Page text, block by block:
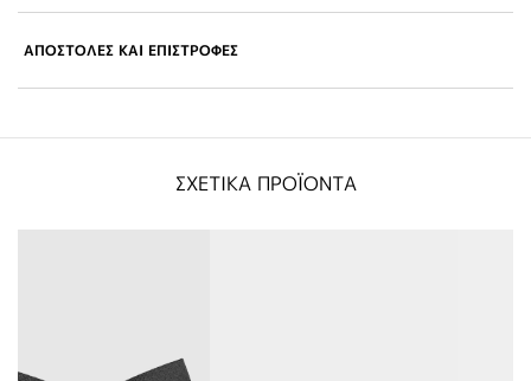
ΑΠΟΣΤΟΛΕΣ ΚΑΙ ΕΠΙΣΤΡΟΦΕΣ
ΣΧΕΤΙΚΑ ΠΡΟΪΟΝΤΑ